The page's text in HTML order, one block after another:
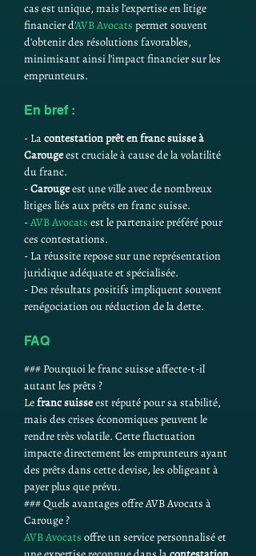
cas est unique, mais l'expertise en litige
financier d'AVB Avocats permet souvent
d'obtenir des résolutions favorables,
minimisant ainsi l'impact financier sur les
emprunteurs.
En bref :
- La contestation prêt en franc suisse à
Carouge est cruciale à cause de la volatilité
du franc.
- Carouge est une ville avec de nombreux
litiges liés aux prêts en franc suisse.
- AVB Avocats est le partenaire préféré pour
ces contestations.
- La réussite repose sur une représentation
juridique adéquate et spécialisée.
- Des résultats positifs impliquent souvent
renégociation ou réduction de la dette.
FAQ
### Pourquoi le franc suisse affecte-t-il
autant les prêts ?
Le franc suisse est réputé pour sa stabilité,
mais des crises économiques peuvent le
rendre très volatile. Cette fluctuation
impacte directement les emprunteurs ayant
des prêts dans cette devise, les obligeant à
payer plus que prévu.
### Quels avantages offre AVB Avocats à
Carouge ?
AVB Avocats offre un service personnalisé et